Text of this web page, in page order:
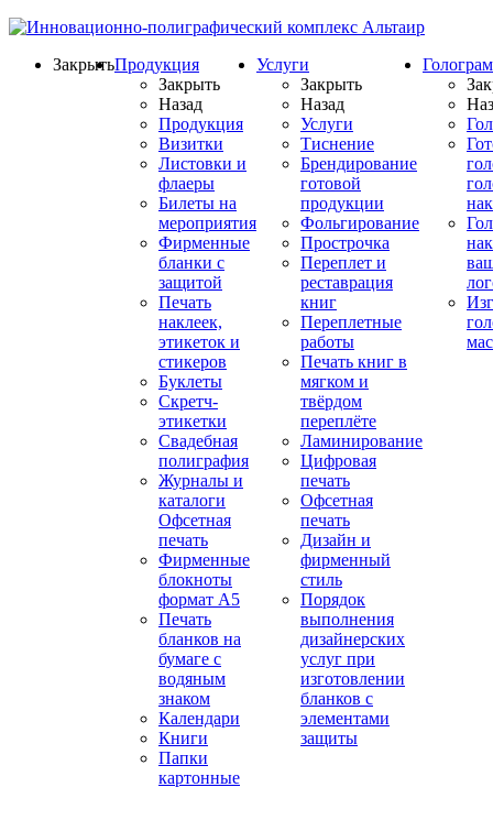
ЗакрытьПродукция
Закрыть
Назад
Продукция
Визитки
Листовки и
флаеры
Билеты на
мероприятия
Фирменные
бланки с
защитой
Печать
наклеек,
этикеток и
стикеров
Буклеты
Скретч-
этикетки
Свадебная
полиграфия
Журналы и
каталоги
Офсетная
печать
Фирменные
блокноты
формат А5
Печать
бланков на
бумаге с
водяным
знаком
Календари
Книги
Папки
картонные
Услуги
Закрыть
Назад
Услуги
Тиснение
Брендирование
готовой
продукции
Фольгирование
Прострочка
Переплет и
реставрация
книг
Переплетные
работы
Печать книг в
мягком и
твёрдом
переплёте
Ламинирование
Цифровая
печать
Офсетная
печать
Дизайн и
фирменный
стиль
Порядок
выполнения
дизайнерских
услуг при
изготовлении
бланков с
элементами
защиты